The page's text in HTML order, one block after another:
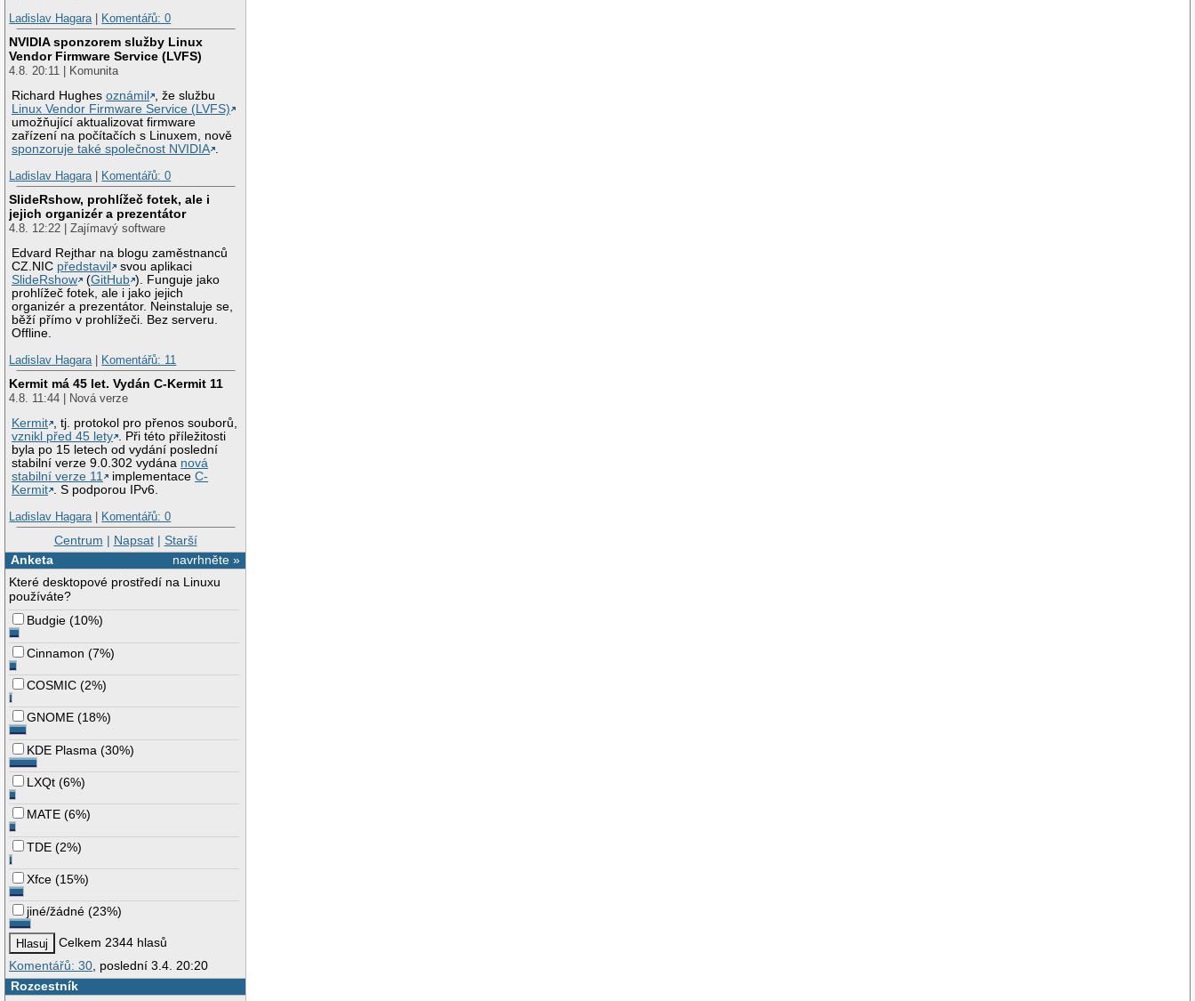
Ladislav Hagara| Komentářů: 0
NVIDIA sponzorem služby Linux
Vendor Firmware Service (LVFS)
4.8. 20:11 | Komunita
Richard Hughesoznámil
, že službu
Linux Vendor Firmware Service (LVFS)
umožňující aktualizovat firmware
zařízení na počítačích s Linuxem, nově
sponzoruje také společnost NVIDIA .
Ladislav Hagara| Komentářů: 0
SlideRshow, prohlížeč fotek, ale i
jejich organizér a prezentátor
4.8. 12:22 | Zajímavý software
Edvard Rejthar na blogu zaměstnanců
CZ.NIC představil
svou aplikaci
SlideRshow
(GitHub ). Funguje jako
prohlížeč fotek, ale i jako jejich
organizér a prezentátor. Neinstaluje se,
běží přímo v prohlížeči. Bez serveru.
Offline.
Ladislav Hagara| Komentářů: 11
Kermit má 45 let. Vydán C-Kermit 11
4.8. 11:44 | Nová verze
Kermit , tj. protokol pro přenos souborů,
vznikl před 45 lety . Při této příležitosti
byla po 15 letech od vydání poslední
stabilní verze 9.0.302 vydána nová
stabilní verze 11
implementaceC-
Kermit . S podporou IPv6.
Ladislav Hagara| Komentářů: 0
Centrum | Napsat| Starší
navrhněte »
Anketa
Které desktopové prostředí na Linuxu
používáte?
Budgie (10%)
Cinnamon (7%)
COSMIC (2%)
GNOME (18%)
KDE Plasma (30%)
LXQt (6%)
MATE (6%)
TDE (2%)
Xfce (15%)
jiné/žádné (23%)
Celkem 2344 hlasů
Komentářů: 30 , poslední 3.4. 20:20
Rozcestník